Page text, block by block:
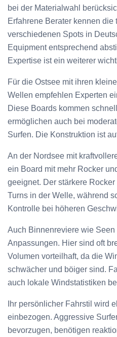
bei der Materialwahl
Erfahrene Berater kennen
verschiedenen Spots in
Equipment entsprechend
Expertise ist ein weiterer
Für die Ostsee mit ihren
Wellen empfehlen Experten
Diese Boards kommen
ermöglichen auch bei
Surfen. Die Konstruktion ist
An der Nordsee mit
ein Board mit mehr Rocker
geeignet. Der stärkere
Turns in der Welle, während
Kontrolle bei höheren
Auch Binnenreviere wie
Anpassungen. Hier sind oft
Volumen vorteilhaft, da die
schwächer und böiger sind.
auch lokale Windstatistiken
Ihr persönlicher Fahrstil wird
einbezogen. Aggressive
bevorzugen, benötigen